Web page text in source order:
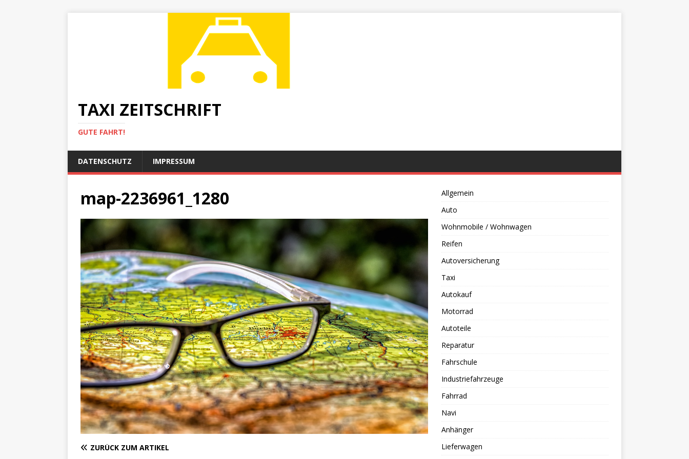
TAXI ZEITSCHRIFT
GUTE FAHRT!
DATENSCHUTZ IMPRESSUM
map-2236961_1280
ZURÜCK ZUM ARTIKEL
Allgemein
Auto
Wohnmobile / Wohnwagen
Reifen
Autoversicherung
Taxi
Autokauf
Motorrad
Autoteile
Reparatur
Fahrschule
Industriefahrzeuge
Fahrrad
Navi
Anhänger
Lieferwagen